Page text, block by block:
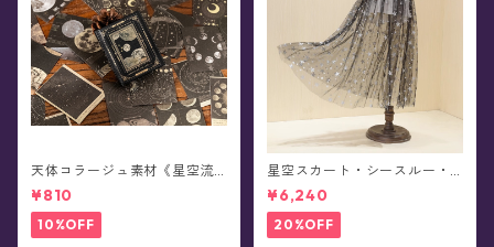
天体コラージュ素材《星空流
光》豆本型ペーパー(60枚入)
¥810
10%OFF
星空スカート・シースルー・
チュール - Alpheratz(全3色x
3種)
¥6,240
20%OFF